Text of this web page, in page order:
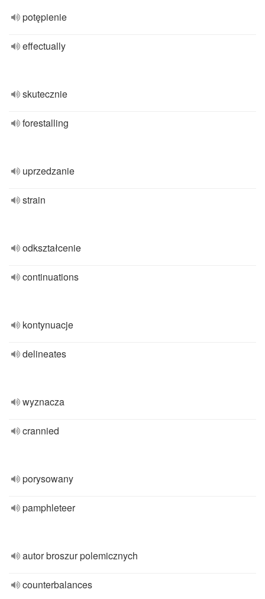
potępienie
effectually
skutecznie
forestalling
uprzedzanie
strain
odkształcenie
continuations
kontynuacje
delineates
wyznacza
crannied
porysowany
pamphleteer
autor broszur polemicznych
counterbalances